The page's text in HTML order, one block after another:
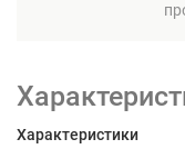
Характеристики